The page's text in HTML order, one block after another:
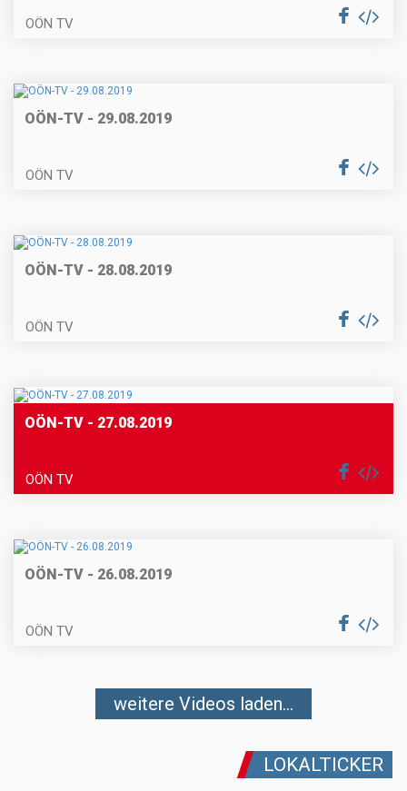
OÖN TV
OÖN-TV - 29.08.2019
OÖN TV
OÖN-TV - 28.08.2019
OÖN TV
OÖN-TV - 27.08.2019
OÖN TV
OÖN-TV - 26.08.2019
OÖN TV
weitere Videos laden...
LOKALTICKER